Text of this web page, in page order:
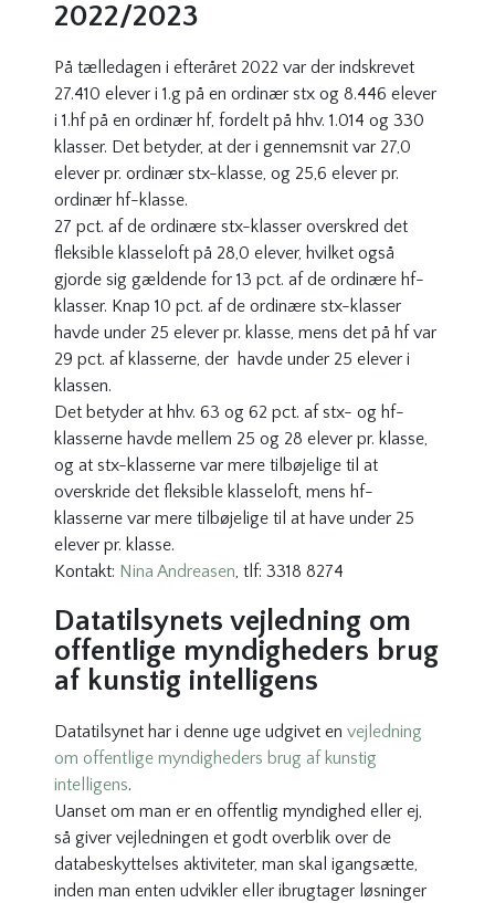
2022/2023
På tælledagen i efteråret 2022 var der indskrevet
27.410 elever i 1.g på en ordinær stx og 8.446 elever
i 1.hf på en ordinær hf, fordelt på hhv. 1.014 og 330
klasser. Det betyder, at der i gennemsnit var 27,0
elever pr. ordinær stx-klasse, og 25,6 elever pr.
ordinær hf-klasse.
27 pct. af de ordinære stx-klasser overskred det
fleksible klasseloft på 28,0 elever, hvilket også
gjorde sig gældende for 13 pct. af de ordinære hf-
klasser. Knap 10 pct. af de ordinære stx-klasser
havde under 25 elever pr. klasse, mens det på hf var
29 pct. af klasserne, der havde under 25 elever i
klassen.
Det betyder at hhv. 63 og 62 pct. af stx- og hf-
klasserne havde mellem 25 og 28 elever pr. klasse,
og at stx-klasserne var mere tilbøjelige til at
overskride det fleksible klasseloft, mens hf-
klasserne var mere tilbøjelige til at have under 25
elever pr. klasse.
Kontakt: Nina Andreasen, tlf: 3318 8274
Datatilsynets vejledning om
offentlige myndigheders brug
af kunstig intelligens
Datatilsynet har i denne uge udgivet envejledning
om offentlige myndigheders brug af kunstig
intelligens.
Uanset om man er en offentlig myndighed eller ej,
så giver vejledningen et godt overblik over de
databeskyttelses aktiviteter, man skal igangsætte,
inden man enten udvikler eller ibrugtager løsninger